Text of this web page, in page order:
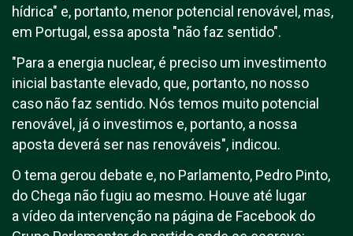
hídrica" e, portanto, menor potencial renovável, mas,
em Portugal, essa aposta "não faz sentido".
"Para a energia nuclear, é preciso um investimento
inicial bastante elevado, que, portanto, no nosso
caso não faz sentido. Nós temos muito potencial
renovável, já o investimos e, portanto, a nossa
aposta deverá ser nas renováveis", indicou.
O tema gerou debate e, no Parlamento, Pedro Pinto,
do Chega não fugiu ao mesmo. Houve até lugar
a vídeo da intervenção na página de Facebook do